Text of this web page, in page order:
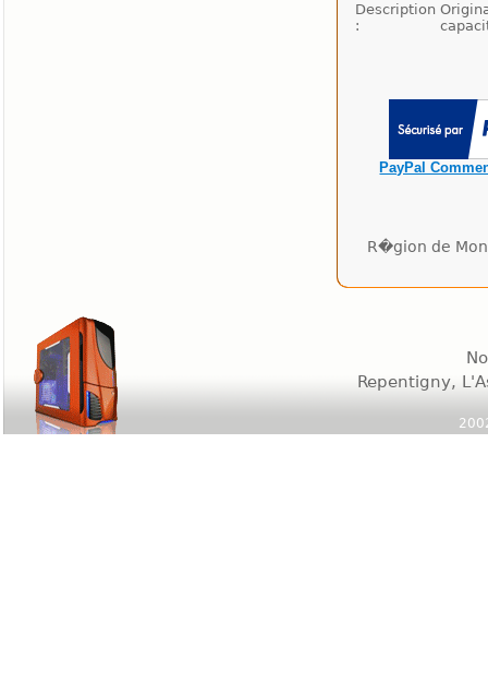
Description
:
PayPal
R�gion de
Repentigny,